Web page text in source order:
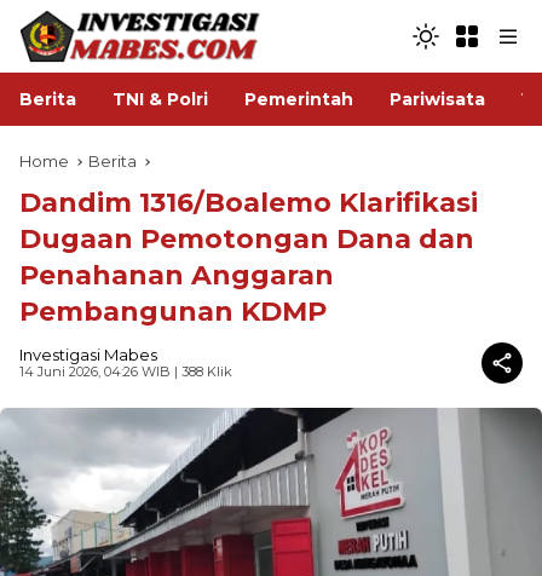
Berita TNI & Polri Pemerintah Pariwisata
Home Berita
Dandim 1316/Boalemo Klarifikasi
Dugaan Pemotongan Dana dan
Penahanan Anggaran
Pembangunan KDMP
Investigasi Mabes
14 Juni 2026, 04:26 WIB | 388 Klik